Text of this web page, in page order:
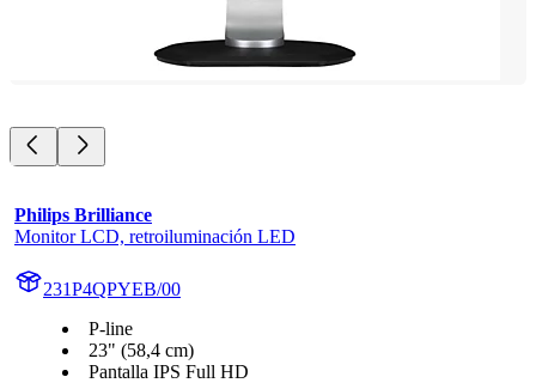
Philips Brilliance
Monitor LCD, retroiluminación LED
231P4QPYEB/00
P-line
23" (58,4 cm)
Pantalla IPS Full HD